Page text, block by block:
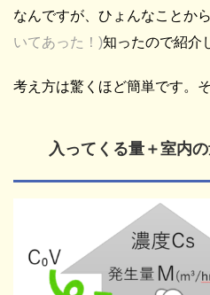
なんですが、ひょんなことから
いてあった！)知ったので紹介
考え方は驚くほど簡単です。
入ってくる量＋室内